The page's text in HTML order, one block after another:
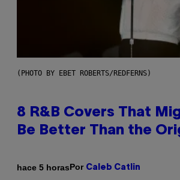
(PHOTO BY EBET ROBERTS/REDFERNS)
8 R&B Covers That
Be Better Than the
hace 5 horasPor Caleb Catlin